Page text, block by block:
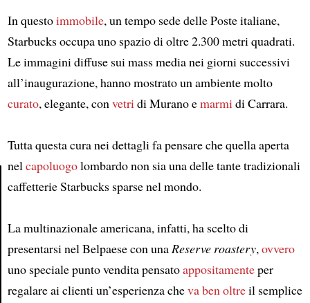
In questoimmobile, un tempo sede delle Poste italiane,
Starbucks occupa uno spazio di oltre 2.300 metri quadrati.
Le immagini diffuse sui mass media nei giorni successivi
all’inaugurazione, hanno mostrato un ambiente molto
curato, elegante, convetridi Murano emarmidi Carrara.
Tutta questa cura nei dettagli fa pensare che quella aperta
nelcapoluogolombardo non sia una delle tante tradizionali
caffetterie Starbucks sparse nel mondo.
La multinazionale americana, infatti, ha scelto di
presentarsi nel Belpaese con unaReserve roastery,ovvero
uno speciale punto vendita pensatoappositamenteper
regalare ai clienti un’esperienza cheva ben oltreil semplice